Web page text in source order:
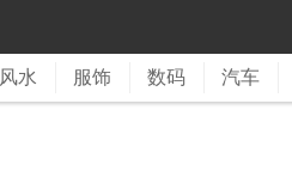
风水 服饰 数码 汽车